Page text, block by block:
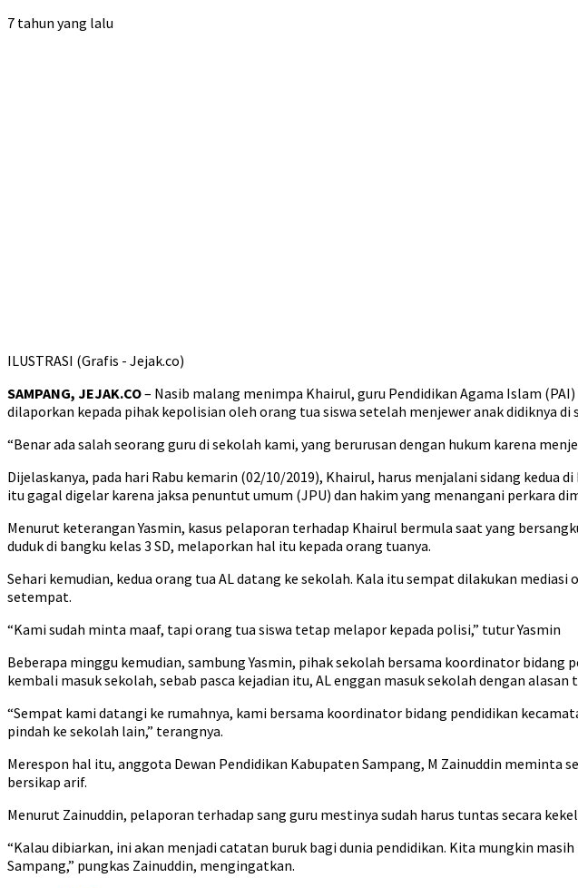
7 tahun yang lalu
ILUSTRASI (Grafis - Jejak.co)
SAMPANG, JEJAK.CO– Nasib malang menimpa Khairul, guru Pendidikan Agama Islam
dilaporkan kepada pihak kepolisian oleh orang tua siswa setelah menjewer anak didiknya
“Benar ada salah seorang guru di sekolah kami, yang berurusan dengan hukum karena
Dijelaskanya, pada hari Rabu kemarin (02/10/2019), Khairul, harus menjalani sidang kedua
itu gagal digelar karena jaksa penuntut umum (JPU) dan hakim yang menangani perkara
Menurut keterangan Yasmin, kasus pelaporan terhadap Khairul bermula saat yang
duduk di bangku kelas 3 SD, melaporkan hal itu kepada orang tuanya.
Sehari kemudian, kedua orang tua AL datang ke sekolah. Kala itu sempat dilakukan
setempat.
“Kami sudah minta maaf, tapi orang tua siswa tetap melapor kepada polisi,” tutur Yasmin
Beberapa minggu kemudian, sambung Yasmin, pihak sekolah bersama koordinator
kembali masuk sekolah, sebab pasca kejadian itu, AL enggan masuk sekolah dengan alasan
“Sempat kami datangi ke rumahnya, kami bersama koordinator bidang pendidikan
pindah ke sekolah lain,” terangnya.
Merespon hal itu, anggota Dewan Pendidikan Kabupaten Sampang, M Zainuddin meminta
bersikap arif.
Menurut Zainuddin, pelaporan terhadap sang guru mestinya sudah harus tuntas secara
“Kalau dibiarkan, ini akan menjadi catatan buruk bagi dunia pendidikan. Kita mungkin
Sampang,” pungkas Zainuddin, mengingatkan.